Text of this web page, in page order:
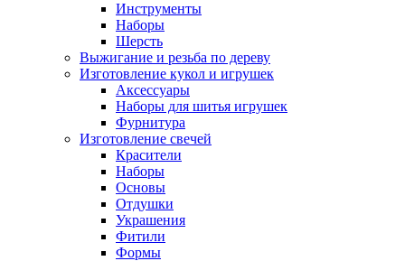
Инструменты
Наборы
Шерсть
Выжигание и резьба по дереву
Изготовление кукол и игрушек
Аксессуары
Наборы для шитья игрушек
Фурнитура
Изготовление свечей
Красители
Наборы
Основы
Отдушки
Украшения
Фитили
Формы